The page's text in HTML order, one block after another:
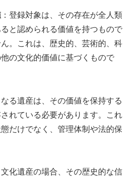
：登録対象は、その存在が全人類
と認められる価値を持つもので
。これは、歴史的、芸術的、科
の文化的価値に基づくもので
なる遺産は、その価値を保持する
れている必要があります。これ
だけでなく、管理体制や法的保
文化遺産の場合、その歴史的な信